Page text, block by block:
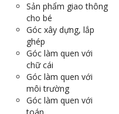
Sản phẩm giao thông
cho bé
Góc xây dựng, lắp
ghép
Góc làm quen với
chữ cái
Góc làm quen với
môi trường
Góc làm quen với